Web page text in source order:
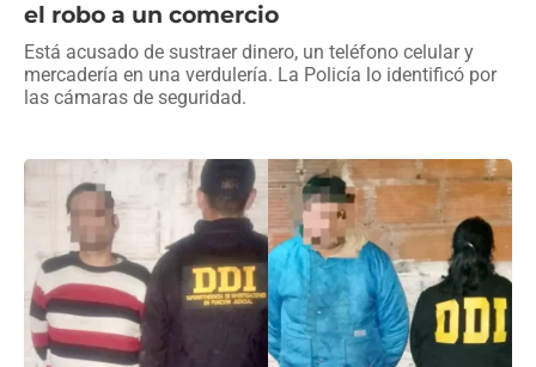
el robo a un comercio
Está acusado de sustraer dinero, un teléfono celular y
mercadería en una verdulería. La Policía lo identificó por
las cámaras de seguridad.